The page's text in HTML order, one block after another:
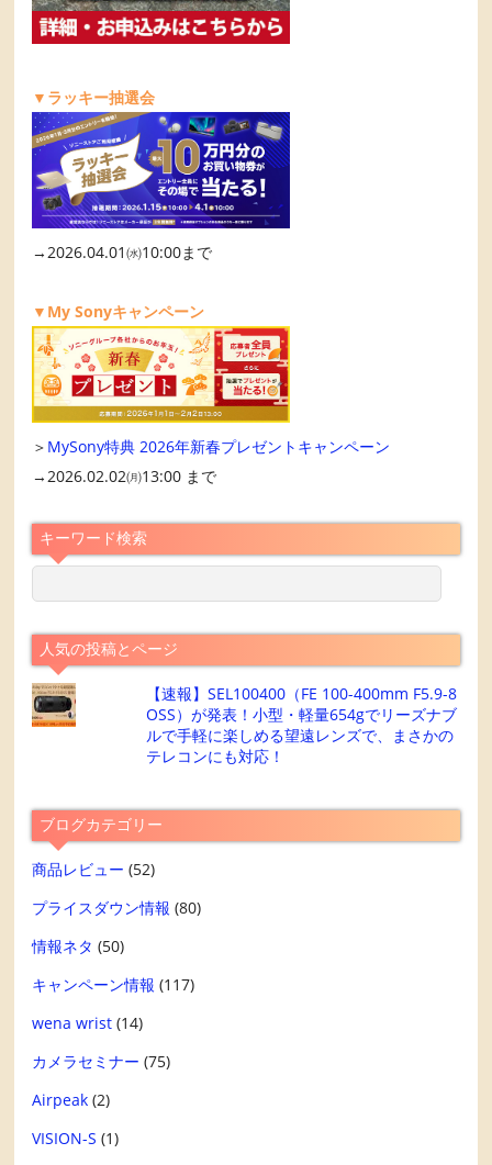
▼ラッキー抽選会
→2026.04.01㈬10:00まで
▼My Sonyキャンペーン
＞ MySony特典 2026年新春プレゼントキャンペーン
→2026.02.02㈪13:00 まで
キーワード検索
人気の投稿とページ
【速報】SEL100400（FE 100-400mm F5.9-8
OSS）が発表！小型・軽量654gでリーズナブ
ルで手軽に楽しめる望遠レンズで、まさかの
テレコンにも対応！
ブログカテゴリー
商品レビュー (52)
プライスダウン情報 (80)
情報ネタ (50)
キャンペーン情報 (117)
wena wrist (14)
カメラセミナー (75)
Airpeak (2)
VISION-S (1)